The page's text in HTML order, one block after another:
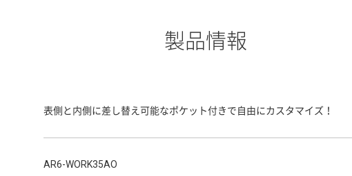
製品情報
表側と内側に差し替え可能なポケット付きで自由にカスタマイズ！
AR6-WORK35AO